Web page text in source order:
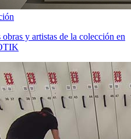
y artistas de la colección en